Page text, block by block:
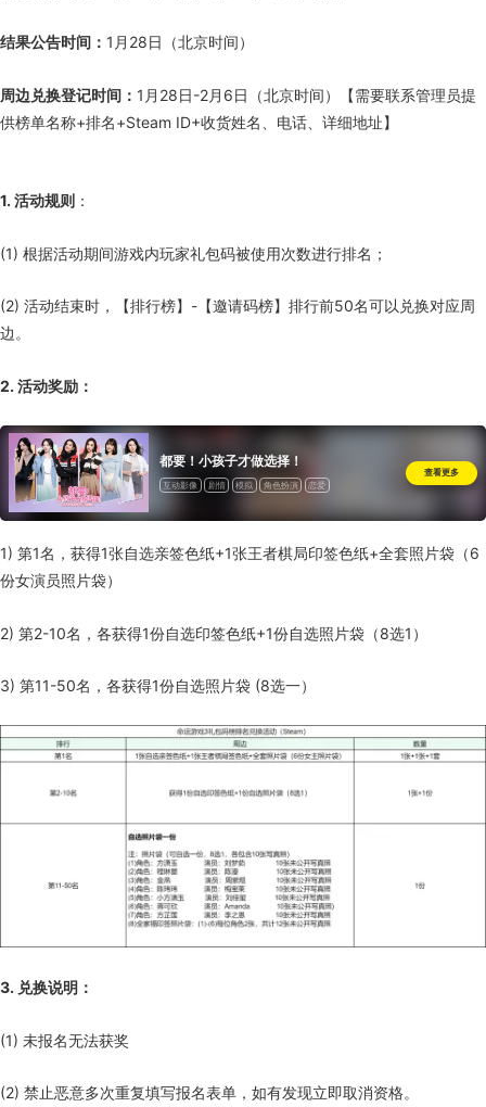
结果公告时间： 1月28日（北京时间）
周边兑换登记时间： 1月28日-2月6日（北京时间）【需要联系管理员提
供榜单名称+排名+Steam ID+收货姓名、电话、详细地址】
1. 活动规则 ：
(1) 根据活动期间游戏内玩家礼包码被使用次数进行排名；
(2) 活动结束时，【排行榜】-【邀请码榜】排行前50名可以兑换对应周
边。
2. 活动奖励：
都要！小孩子才做选择！
互动影像 剧情 模拟 角色扮演 恋爱
查看更多
1) 第1名，获得1张自选亲签色纸+1张王者棋局印签色纸+全套照片袋（6
份女演员照片袋）
2) 第2-10名，各获得1份自选印签色纸+1份自选照片袋（8选1）
3) 第11-50名，各获得1份自选照片袋 (8选一）
3. 兑换说明：
(1) 未报名无法获奖
(2) 禁止恶意多次重复填写报名表单，如有发现立即取消资格。